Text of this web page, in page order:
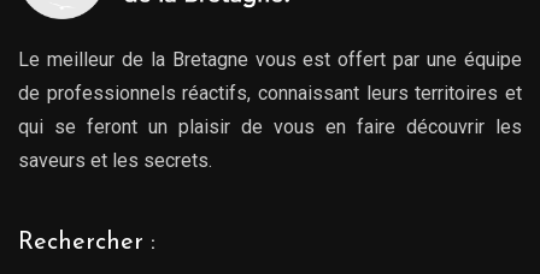
Le meilleur de la Bretagne vous est offert par une équipe
de professionnels réactifs, connaissant leurs territoires et
qui se feront un plaisir de vous en faire découvrir les
saveurs et les secrets.
Rechercher :